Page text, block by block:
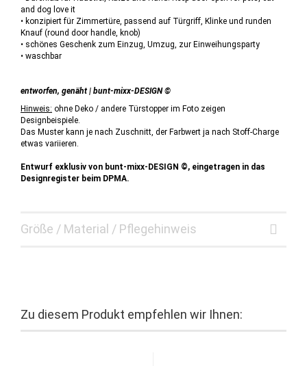
and dog love it
• konzipiert für Zimmertüre, passend auf Türgriff, Klinke und runden
Knauf (round door handle, knob)
• schönes Geschenk zum Einzug, Umzug, zur Einweihungsparty
• waschbar
entworfen, genäht | bunt-mixx-DESIGN ©
Hinweis: ohne Deko / andere Türstopper im Foto zeigen
Designbeispiele.
Das Muster kann je nach Zuschnitt, der Farbwert ja nach Stoff-Charge
etwas variieren.
Entwurf exklusiv von bunt-mixx-DESIGN ©, eingetragen in das
Designregister beim DPMA.
Größe / Material / Pflegehinweis
Zu diesem Produkt empfehlen wir Ihnen: